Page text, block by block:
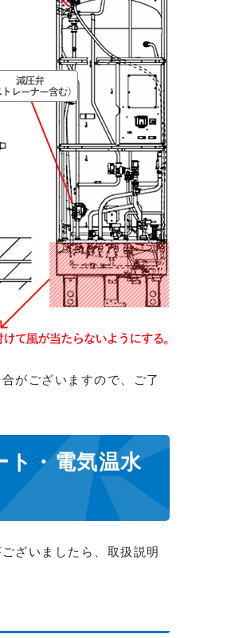
がございますので、ご了
ト・電気温水
ざいましたら、取扱説明